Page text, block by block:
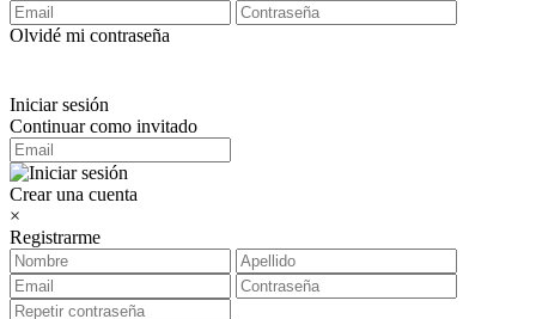
Olvidé mi contraseña
Iniciar sesión
Continuar como invitado
Crear una cuenta
×
Registrarme